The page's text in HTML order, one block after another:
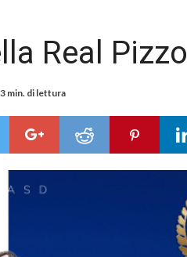
Real Pizzo
3 min. di lettura